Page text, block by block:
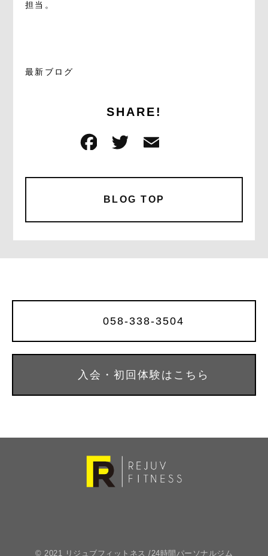
担当。
最新ブログ
SHARE!
F
c
e
b
o
o
T
it
te
r
ai
BLOG TOP
058-338-3504
入会・初回体験はこちら
© 2021 リジュブフィットネス /24時間パーソナルジム